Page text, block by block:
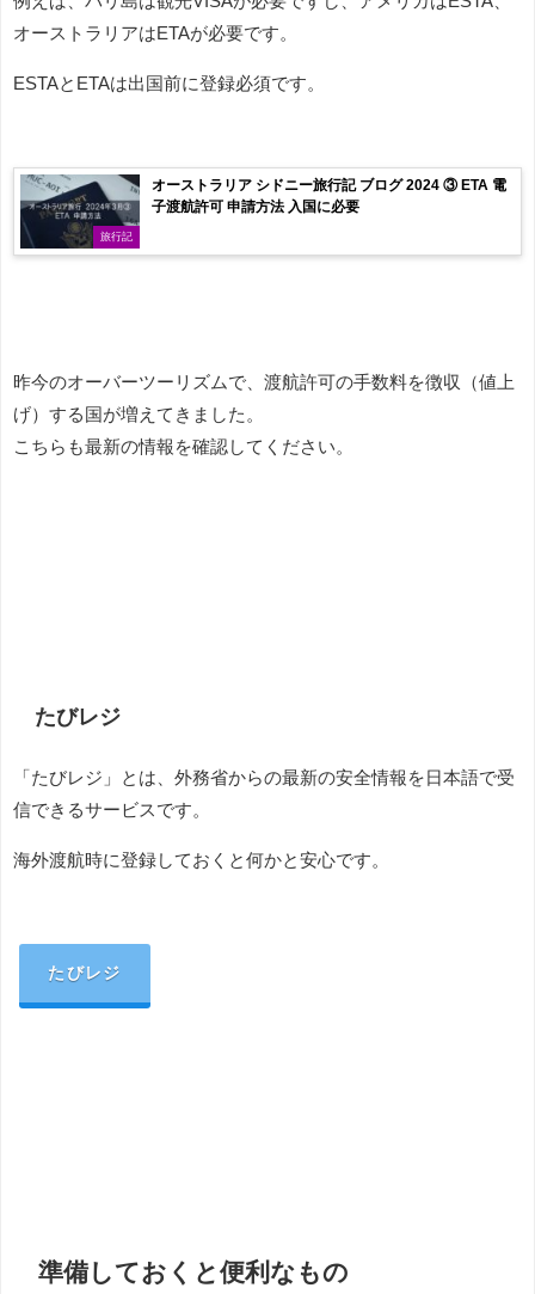
オーストラリアはETAが必要です。
ESTAとETAは出国前に登録必須です。
旅行記
オーストラリア シドニー旅行記 ブログ 2024 ③ ETA 電
子渡航許可 申請方法 入国に必要
昨今のオーバーツーリズムで、渡航許可の手数料を徴収（値上
げ）する国が増えてきました。
こちらも最新の情報を確認してください。
たびレジ
「たびレジ」とは、外務省からの最新の安全情報を日本語で受
信できるサービスです。
海外渡航時に登録しておくと何かと安心です。
たびレジ
準備しておくと便利なもの